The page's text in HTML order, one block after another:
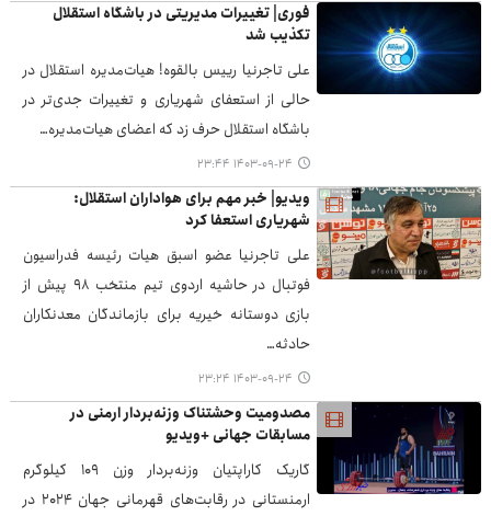
فوری| تغییرات مدیریتی در باشگاه استقلال
تکذیب شد
علی تاجرنیا رییس بالقوه! هیات‌مدیره استقلال در
حالی از استعفای شهریاری و تغییرات جدی‌تر در
باشگاه استقلال حرف زد که اعضای هیات‌مدیره…
۱۴۰۳-۰۹-۲۴ ۲۳:۴۴
ویدیو| خبر مهم برای هواداران استقلال:
شهریاری استعفا کرد
علی تاجرنیا عضو اسبق هیات رئیسه فدراسیون
فوتبال در حاشیه اردوی تیم منتخب ۹۸ پیش از
بازی دوستانه خیریه برای بازماندگان معدنکاران
حادثه…
۱۴۰۳-۰۹-۲۴ ۲۳:۲۴
مصدومیت وحشتناک وزنه‌بردار ارمنی در
مسابقات جهانی +ویدیو
گاریک کاراپتیان وزنه‌بردار وزن ۱۰۹ کیلوگرم
ارمنستانی در رقابت‌های قهرمانی جهان ۲۰۲۴ در